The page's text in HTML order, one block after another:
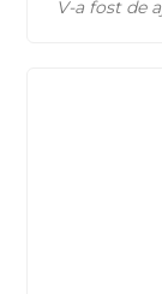
V-a fost de